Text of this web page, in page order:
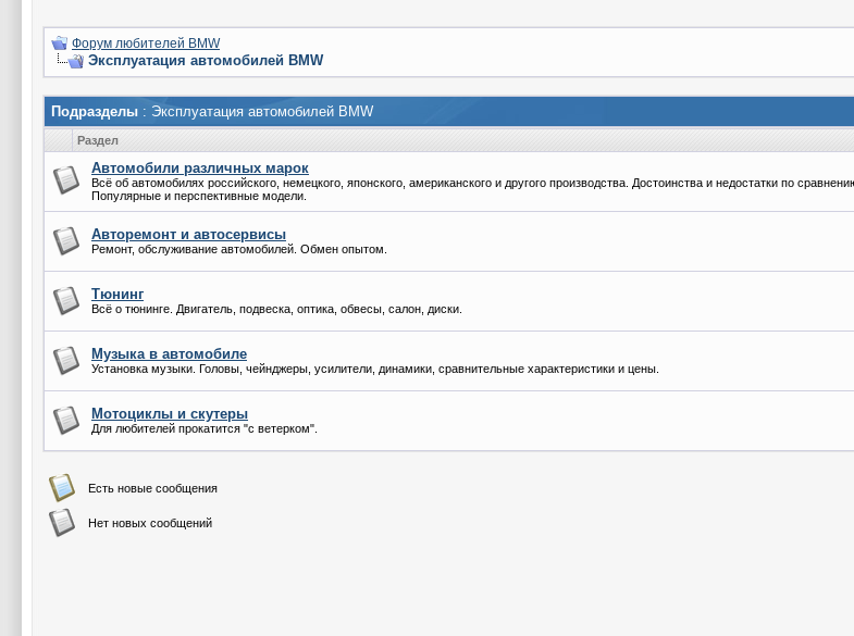
Форум любителей BMW
Эксплуатация автомобилей BMW
Подразделы : Эксплуатация автомобилей BMW
Раздел
Автомобили различных марок
Всё об автомобилях российского, немецкого, японского, американского и другого производства. Достоинства и недостатки по
Популярные и перспективные модели.
Авторемонт и автосервисы
Ремонт, обслуживание автомобилей. Обмен опытом.
Тюнинг
Всё о тюнинге. Двигатель, подвеска, оптика, обвесы, салон, диски.
Музыка в автомобиле
Установка музыки. Головы, чейнджеры, усилители, динамики, сравнительные характеристики и цены.
Мотоциклы и скутеры
Для любителей прокатится "с ветерком".
Есть новые сообщения
Нет новых сообщений